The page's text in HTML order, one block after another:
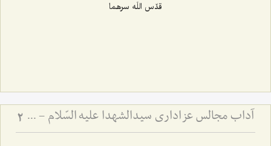
قدّس اللَه سرهما
آداب مجالس عزاداری سیدالشهدا علیه السّلام - و دستورات بزرگان راجع به ماه‌های محرم و صفر 2